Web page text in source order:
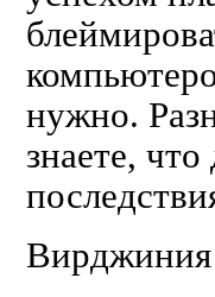
нужно.
знаете, что